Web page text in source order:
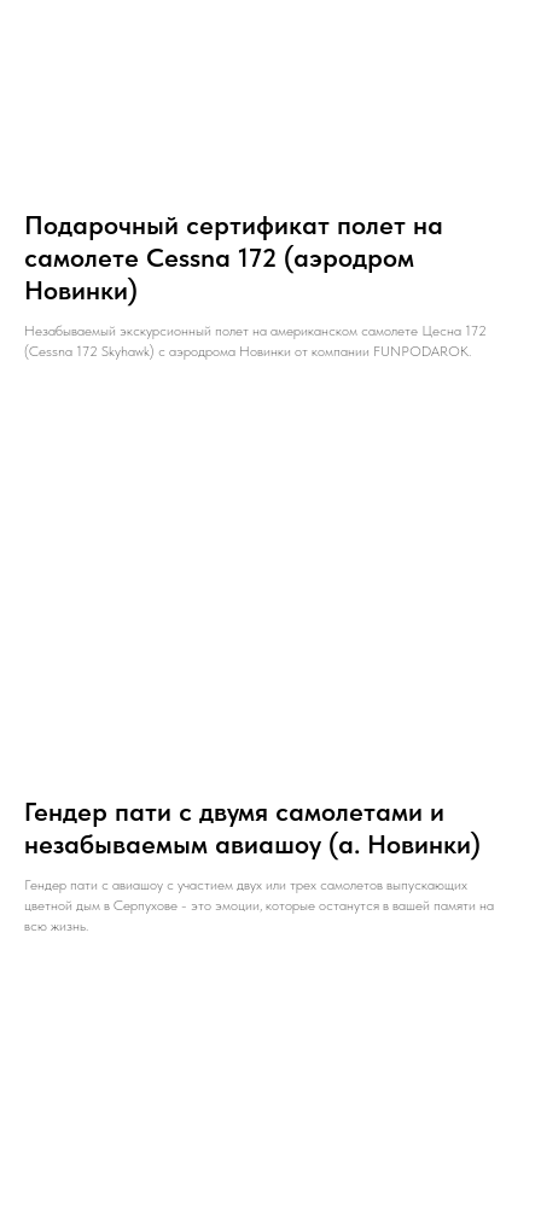
Подарочный сертификат полет на
самолете Cessna 172 (аэродром
Новинки)
Незабываемый экскурсионный полет на американском самолете Цесна 172
(Cessna 172 Skyhawk) с аэродрома Новинки от компании FUNPODAROK.
Гендер пати с двумя самолетами и
незабываемым авиашоу (а. Новинки)
Гендер пати с авиашоу с участием двух или трех самолетов выпускающих
цветной дым в Серпухове - это эмоции, которые останутся в вашей памяти на
всю жизнь.
ОСТАЛИСЬ